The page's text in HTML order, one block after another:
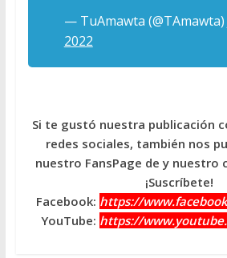
— TuAmawta (@TAmawta)
2022
Si te gustó nuestra publicación
redes sociales, también nos
nuestro FansPage de y nuestro
¡Suscríbete!
Facebook: https://
YouTube: https://